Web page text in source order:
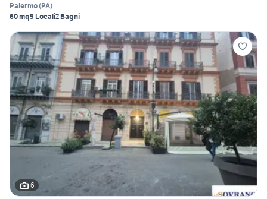
Palermo(PA)
60 mq5 Locali2 Bagni
6